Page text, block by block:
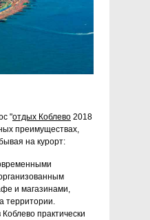
"отдых Коблево 2018
преимуществах,
на курорт:
и магазинами,
территории.
практически